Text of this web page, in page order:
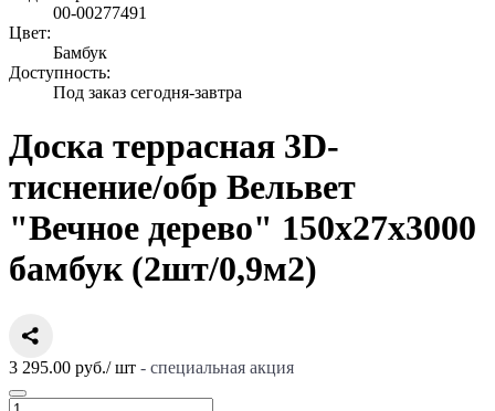
00-00277491
Цвет:
Бамбук
Доступность:
Под заказ сегодня-завтра
Доска террасная 3D-
тиснение/обр Вельвет
"Вечное дерево" 150х27х3000
бамбук (2шт/0,9м2)
3 295.00 руб./шт - специальная акция